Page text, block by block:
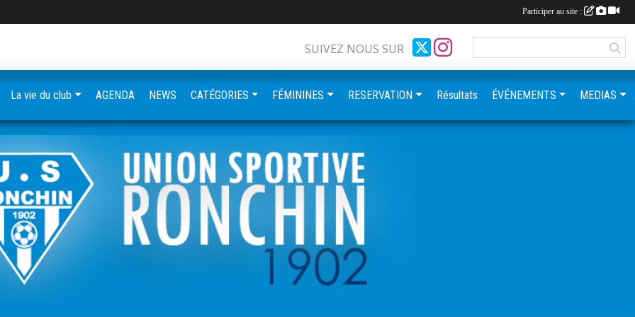
SUIVEZ NOUS SUR
La vie du club AGENDA NEWS CATÉGORIES FÉMININES RESERVATION Résultats ÉVÉNEMENTS MEDIAS
Participer au site :